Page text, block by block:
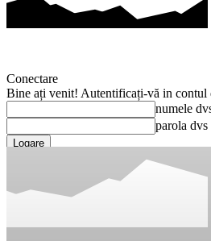
Conectare
Bine ați venit! Autentificați-vă in contul
numele
parola dvs
Ați uitat parola? obține ajutor
Recuperați-vă parola